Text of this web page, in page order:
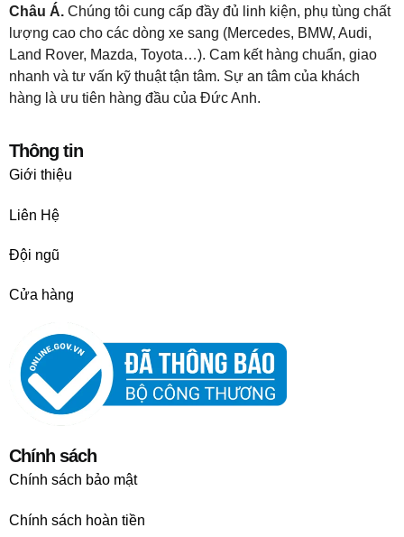
Châu Á. Chúng tôi cung cấp đầy đủ linh kiện, phụ tùng chất
lượng cao cho các dòng xe sang (Mercedes, BMW, Audi,
Land Rover, Mazda, Toyota…). Cam kết hàng chuẩn, giao
nhanh và tư vấn kỹ thuật tận tâm. Sự an tâm của khách
hàng là ưu tiên hàng đầu của Đức Anh.
Thông tin
Giới thiệu
Liên Hệ
Đội ngũ
Cửa hàng
Chính sách
Chính sách bảo mật
Chính sách hoàn tiền